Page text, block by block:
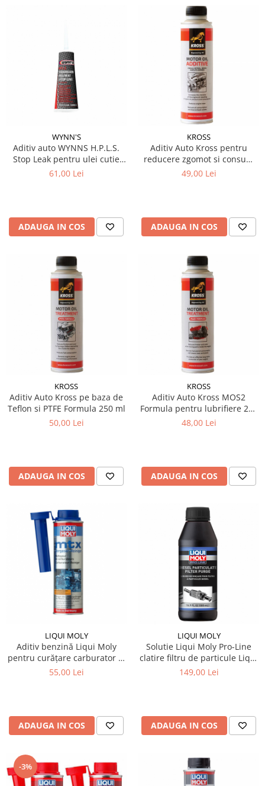
WYNN'S
Aditiv auto WYNNS H.P.L.S.
Stop Leak pentru ulei cutie
viteza
61,00 Lei
ADAUGA IN COS
KROSS
Aditiv Auto Kross pentru
reducere zgomot si consum
ulei Diesel, Benzina sau GPL
49,00 Lei
ADAUGA IN COS
KROSS
Aditiv Auto Kross pe baza de
Teflon si PTFE Formula 250 ml
50,00 Lei
ADAUGA IN COS
KROSS
Aditiv Auto Kross MOS2
Formula pentru lubrifiere 250
ml
48,00 Lei
ADAUGA IN COS
LIQUI MOLY
Aditiv benzină Liqui Moly
pentru curățare carburator și
supape
55,00 Lei
ADAUGA IN COS
LIQUI MOLY
Solutie Liqui Moly Pro-Line
clatire filtru de particule Liqui
Moly DPF
149,00 Lei
ADAUGA IN COS
-3%